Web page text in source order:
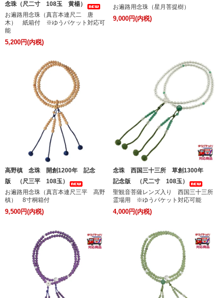
念珠（尺二寸 108玉 黄楊）
お遍路用念珠（真言本連尺二 唐
木） 紙箱付 ※ゆうパケット対応可
能
5,200円(内税)
お遍路用念珠（星月菩提樹）
9,000円(内税)
高野槙 念珠 開創1200年 記念
版 （尺三平 108玉）
お遍路用念珠（真言本連尺三平 高野
槙） 8寸桐箱付
9,500円(内税)
念珠 西国三十三所 草創1300年
記念版 （尺二寸 108玉）
聖観音菩薩レンズ入り 西国三十三所
霊場用 ※ゆうパケット対応可能
4,000円(内税)